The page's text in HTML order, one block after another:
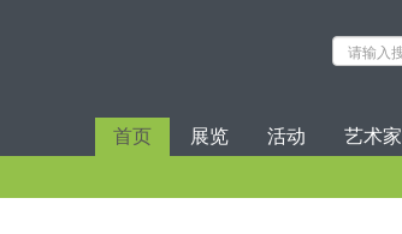
首页 展览 活动 艺术家